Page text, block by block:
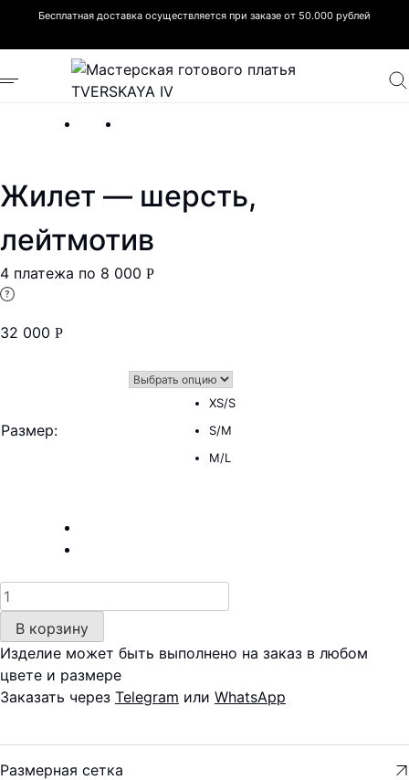
Бесплатная доставка осуществляется при заказе от 50.000 рублей
Жилет — шерсть,
лейтмотив
4 платежа по 8 000 Р
32 000 Р
Размер:
XS/S
S/M
M/L
Количество
товара
Жилет
—
шерсть,
лейтмотив
В корзину
Изделие может быть выполнено на заказ в любом
цвете и размере
Заказать через Telegram или WhatsApp
Размерная сетка